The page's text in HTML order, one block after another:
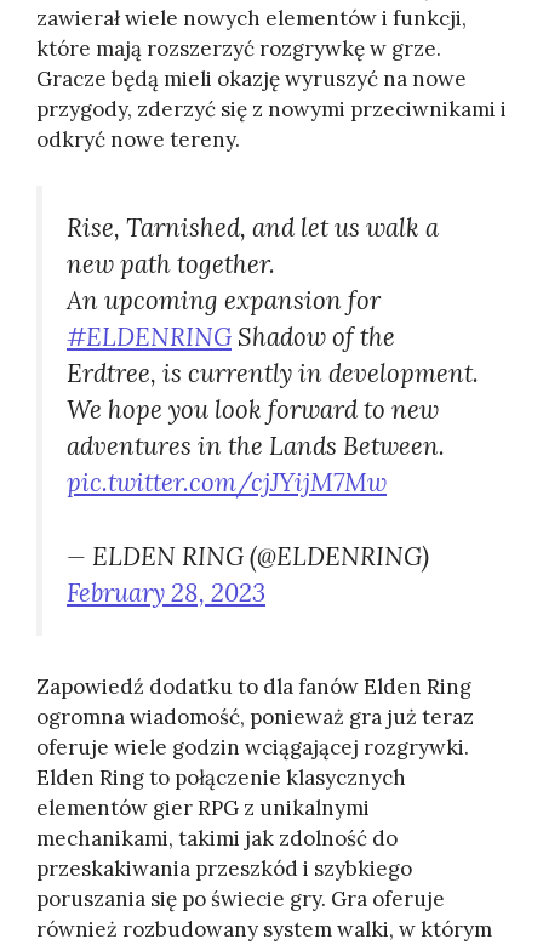
zawierał wiele nowych elementów i funkcji,
które mają rozszerzyć rozgrywkę w grze.
Gracze będą mieli okazję wyruszyć na nowe
przygody, zderzyć się z nowymi przeciwnikami i
odkryć nowe tereny.
Rise, Tarnished, and let us walk a
new path together.
An upcoming expansion for
#ELDENRING Shadow of the
Erdtree, is currently in development.
We hope you look forward to new
adventures in the Lands Between.
pic.twitter.com/cjJYijM7Mw
— ELDEN RING (@ELDENRING)
February 28, 2023
Zapowiedź dodatku to dla fanów Elden Ring
ogromna wiadomość, ponieważ gra już teraz
oferuje wiele godzin wciągającej rozgrywki.
Elden Ring to połączenie klasycznych
elementów gier RPG z unikalnymi
mechanikami, takimi jak zdolność do
przeskakiwania przeszkód i szybkiego
poruszania się po świecie gry. Gra oferuje
również rozbudowany system walki, w którym